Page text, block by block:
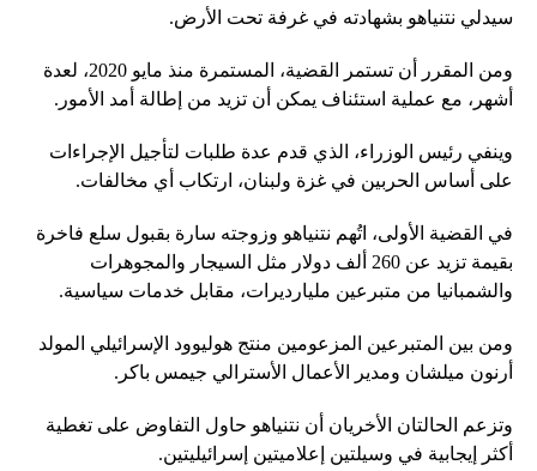
سيدلي نتنياهو بشهادته في غرفة تحت الأرض.
ومن المقرر أن تستمر القضية، المستمرة منذ مايو 2020، لعدة
أشهر، مع عملية استئناف يمكن أن تزيد من إطالة أمد الأمور.
وينفي رئيس الوزراء، الذي قدم عدة طلبات لتأجيل الإجراءات
على أساس الحربين في غزة ولبنان، ارتكاب أي مخالفات.
في القضية الأولى، اتُهم نتنياهو وزوجته سارة بقبول سلع فاخرة
بقيمة تزيد عن 260 ألف دولار مثل السيجار والمجوهرات
والشمبانيا من متبرعين مليارديرات، مقابل خدمات سياسية.
ومن بين المتبرعين المزعومين منتج هوليوود الإسرائيلي المولد
أرنون ميلشان ومدير الأعمال الأسترالي جيمس باكر.
وتزعم الحالتان الأخريان أن نتنياهو حاول التفاوض على تغطية
أكثر إيجابية في وسيلتين إعلاميتين إسرائيليتين.